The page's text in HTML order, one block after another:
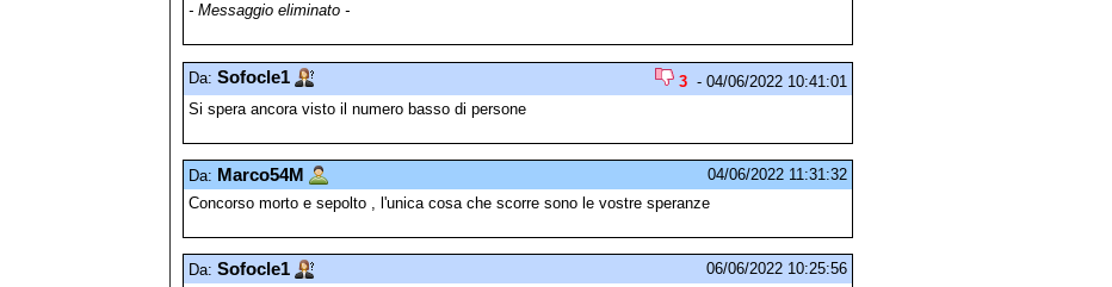
- Messaggio eliminato -
Da: Sofocle1 3 - 04/06/2022 10:41:01
Si spera ancora visto il numero basso di persone
Da: Marco54M
04/06/2022 11:31:32
Concorso morto e sepolto , l'unica cosa che scorre sono le vostre speranze
Da: Sofocle1
06/06/2022 10:25:56